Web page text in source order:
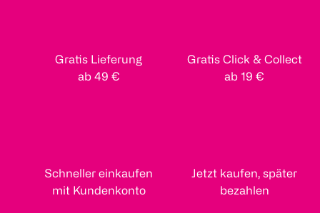
Gratis Lieferung
ab 49 €
Gratis Click & Collect
ab 19 €
Schneller einkaufen
mit Kundenkonto
Jetzt kaufen, später
bezahlen